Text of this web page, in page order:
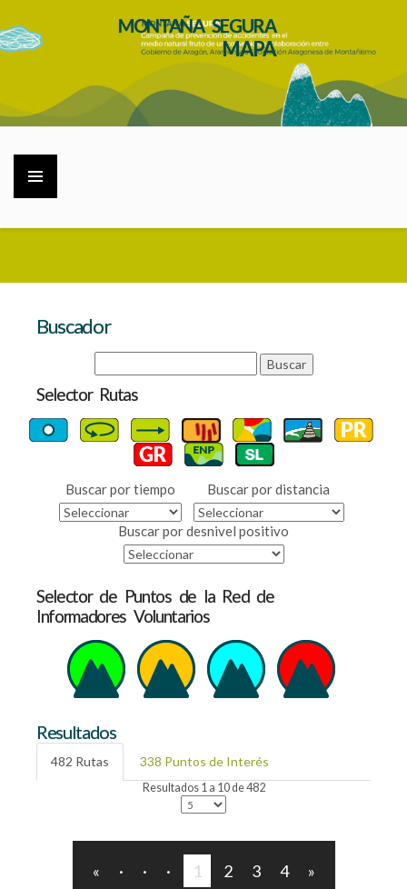
MONTAÑA SEGURA
MAPA
Buscador
Selector Rutas
Buscar por tiempo Buscar por distancia
Buscar por desnivel positivo
Selector de Puntos de la Red de
Informadores Voluntarios
Resultados
482 Rutas 338 Puntos de Interés
Resultados 1 a 10 de 482
« · · · 1 2 3 4 »